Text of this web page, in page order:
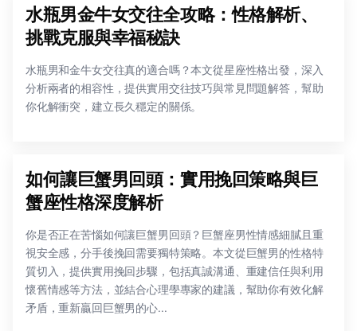
水瓶男金牛女交往全攻略：性格解析、
挑戰克服與幸福秘訣
水瓶男和金牛女交往真的適合嗎？本文從星座性格出發，深入
分析兩者的相容性，提供實用交往技巧與常見問題解答，幫助
你化解衝突，建立長久穩定的關係。
如何讓巨蟹男回頭：實用挽回策略與巨
蟹座性格深度解析
你是否正在苦惱如何讓巨蟹男回頭？巨蟹座男性情感細膩且重
視安全感，分手後挽回需要獨特策略。本文從巨蟹男的性格特
質切入，提供實用挽回步驟，包括真誠溝通、重建信任與利用
懷舊情感等方法，並結合心理學專家的建議，幫助你有效化解
矛盾，重新贏回巨蟹男的心...